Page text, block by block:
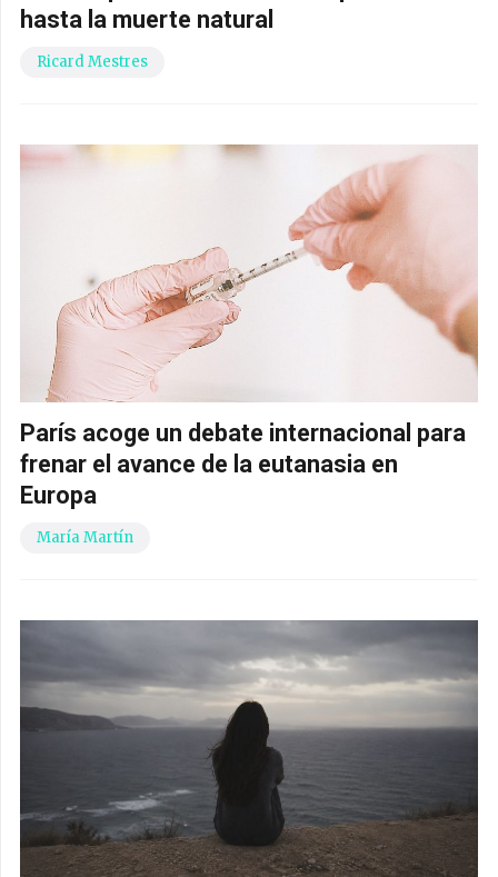
hasta la muerte natural
Ricard Mestres
París acoge un debate internacional para
frenar el avance de la eutanasia en
Europa
María Martín